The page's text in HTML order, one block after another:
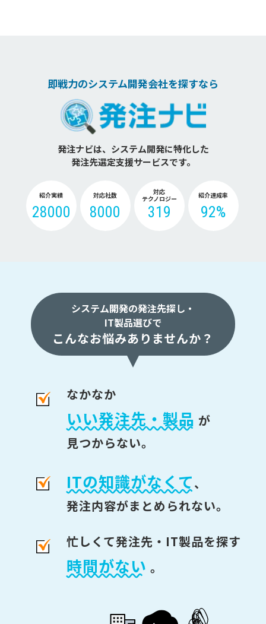
即戦力のシステム開発会社を探すなら
発注ナビは、システム開発に特化した
発注先選定支援サービスです。
紹介実績
28000
対応社数
8000
対応
テクノロジー
319
紹介達成率
92%
システム開発の発注先探し・
IT製品選びで
こんなお悩みありませんか？
なかなか
いい発注先・製品 が
見つからない。
ITの知識がなくて、
発注内容がまとめられない。
忙しくて発注先・IT製品を探す
時間がない 。